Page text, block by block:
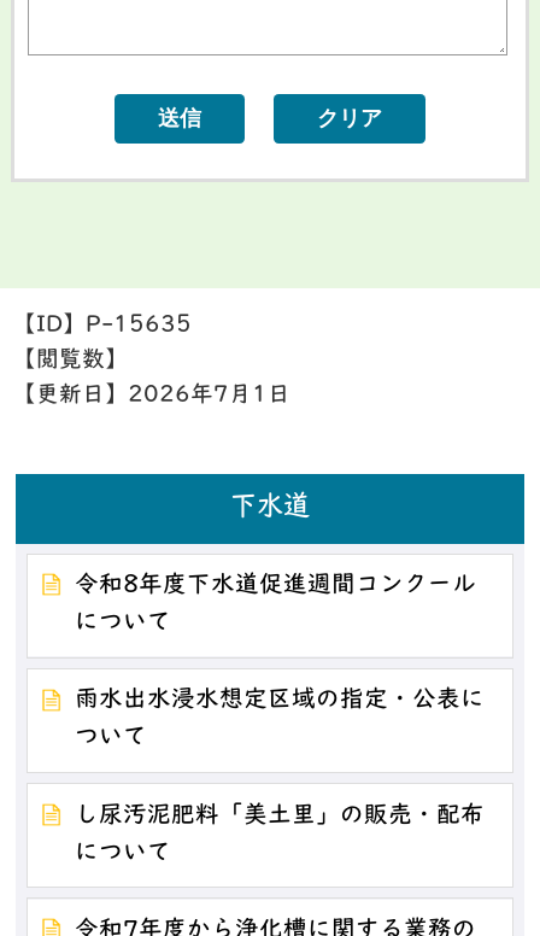
【ID】 P-15635
【閲覧数】
【更新日】 2026年7月1日
下水道
令和8年度下水道促進週間コンクール
について
雨水出水浸水想定区域の指定・公表に
ついて
し尿汚泥肥料「美土里」の販売・配布
について
令和7年度から浄化槽に関する業務の